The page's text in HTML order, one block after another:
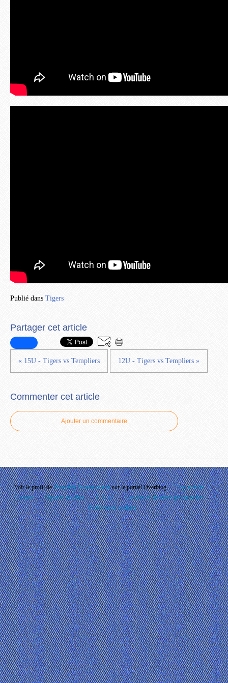
Publié dans Tigers
Partager cet article
« 15U - Tigers vs Templiers 12U - Tigers vs Templiers »
Commenter cet article
Ajouter un commentaire
Voir le profil dePhouthay Nontanovanhsur le portail Overblog
Top articles
Contact
Signaler un abus C.G.U.
Cookies et données personnelles
Préférences cookies